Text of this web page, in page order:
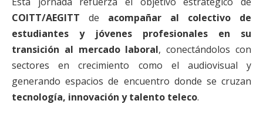
COITT/AEGITT de acompañar al colectivo de
estudiantes y jóvenes profesionales en su
transición al mercado laboral, conectándolos con
sectores en crecimiento como el audiovisual y
generando espacios de encuentro donde se cruzan
tecnología, innovación y talento teleco.